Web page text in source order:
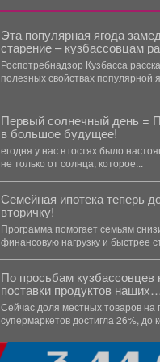
Эта популярная ягода
старение – кузбассовцам
неожиданное
Роспотребнадзор Кузбасса
полезных свойствах популярной
Первый солнечный день =
в большое будущее!
егодня у нас в гостях было
не только от солнца, которое...
Семейная ипотека теперь
вторичку!
Программа помогает семьям
финансовую нагрузку и быстрее
По просьбам
поставки продуктов наших
производителей в торговые
Сейчас доля местных товаров на
супермаркетов достигла 26%, до